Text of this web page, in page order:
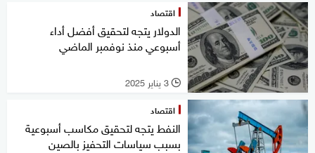
اقتصاد
الدولار يتجه لتحقيق أفضل أداء
أسبوعي منذ نوفمبر الماضي
l 3 يناير 2025
اقتصاد
النفط يتجه لتحقيق مكاسب أسبوعية
بسبب سياسات التحفيز بالصين